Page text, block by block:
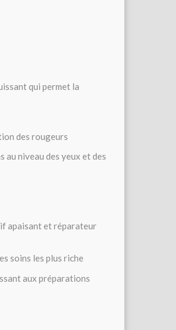
qui permet la
des rougeurs
niveau des yeux et des
apaisant et réparateur
soins les plus riche
aux préparations